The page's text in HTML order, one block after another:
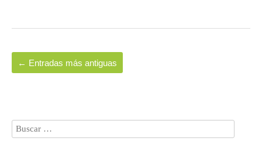
← Entradas más antiguas